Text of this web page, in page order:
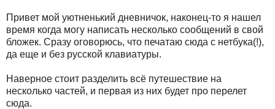
Привет мой уютненький дневничок, наконец-то я нашел
время когда могу написать несколько сообщений в свой
бложек. Сразу оговорюсь, что печатаю сюда с нетбука(!),
да еще и без русской клавиатуры.
Наверное стоит разделить всё путешествие на
несколько частей, и первая из них будет про перелет
сюда.